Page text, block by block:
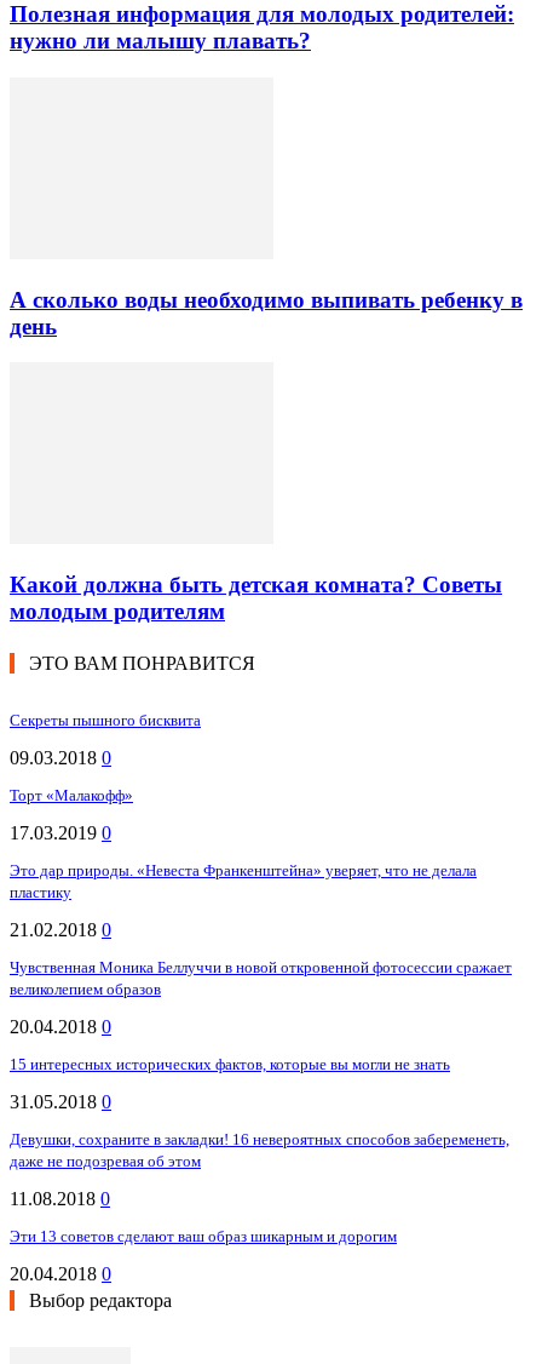
Полезная информация для молодых родителей:
нужно ли малышу плавать?
А сколько воды необходимо выпивать ребенку в
день
Какой должна быть детская комната? Советы
молодым родителям
ЭТО ВАМ ПОНРАВИТСЯ
Секреты пышного бисквита
09.03.2018 0
Торт «Малакофф»
17.03.2019 0
Это дар природы. «Невеста Франкенштейна» уверяет, что не делала
пластику
21.02.2018 0
Чувственная Моника Беллуччи в новой откровенной фотосессии сражает
великолепием образов
20.04.2018 0
15 интересных исторических фактов, которые вы могли не знать
31.05.2018 0
Девушки, сохраните в закладки! 16 невероятных способов забеременеть,
даже не подозревая об этом
11.08.2018 0
Эти 13 советов сделают ваш образ шикарным и дорогим
20.04.2018 0
Выбор редактора